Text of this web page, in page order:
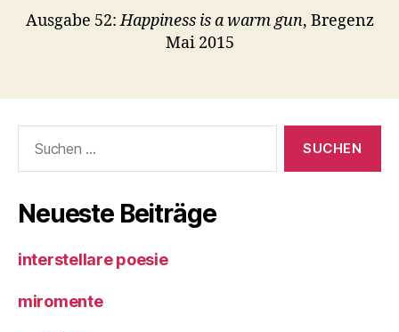
Ausgabe 52:Happiness is a warm gun, Bregenz
Mai 2015
nach:
Neueste Beiträge
interstellare poesie
miromente